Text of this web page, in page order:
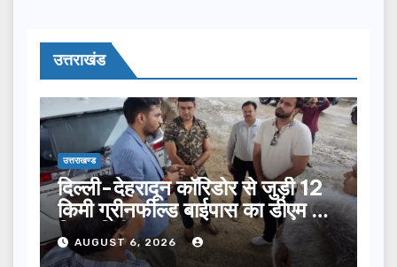
उत्तराखंड
उत्तराखण्ड
दिल्ली-देहरादून कॉरिडोर से जुड़ी 12
किमी ग्रीनफील्ड बाईपास का डीएम ने
किया निरीक्षण…
AUGUST 6, 2026